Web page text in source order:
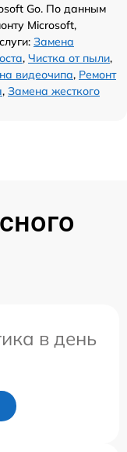
Go. По данным
Microsoft,
Замена
, Чистка от пыли,
видеочипа, Ремонт
, Замена жесткого
в день